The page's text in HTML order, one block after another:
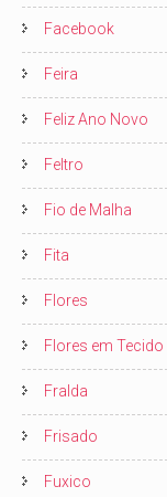
Facebook
Feira
Feliz Ano Novo
Feltro
Fio de Malha
Fita
Flores
Flores em Tecido
Fralda
Frisado
Fuxico